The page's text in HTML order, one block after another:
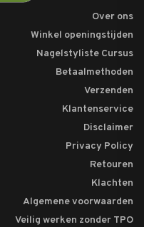
Over ons
Winkel openingstijden
Nagelstyliste Cursus
Betaalmethoden
Verzenden
Klantenservice
Disclaimer
Privacy Policy
Retouren
Klachten
Algemene voorwaarden
Veilig werken zonder TPO